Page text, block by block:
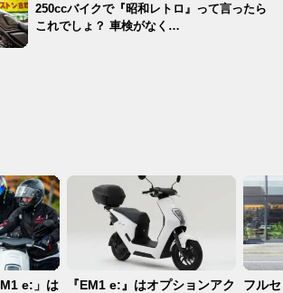
250ccバイクで『昭和レトロ』って言ったら
これでしょ？ 車検がなく…
e:」は
『EM1 e:』はオプションアク
フル